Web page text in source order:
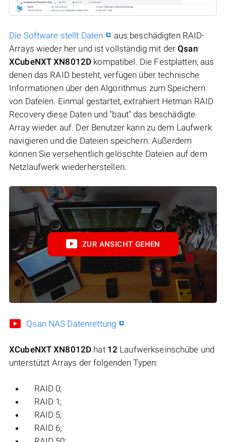
Die Software stellt Daten
aus beschädigten RAID-
Arrays wieder her und ist vollständig mit derQsan
XCubeNXT XN8012D kompatibel. Die Festplatten, aus
denen das RAID besteht, verfügen über technische
Informationen über den Algorithmus zum Speichern
von Dateien. Einmal gestartet, extrahiert Hetman RAID
Recovery diese Daten und "baut" das beschädigte
Array wieder auf. Der Benutzer kann zu dem Laufwerk
navigieren und die Dateien speichern. Außerdem
können Sie versehentlich gelöschte Dateien auf dem
Netzlaufwerk wiederherstellen.
ZUR ANSICHT GEHEN
Qsan NAS Datenrettung
XCubeNXT XN8012D hat 12 Laufwerkseinschübe und
unterstützt Arrays der folgenden Typen:
RAID 0;
RAID 1;
RAID 5;
RAID 6;